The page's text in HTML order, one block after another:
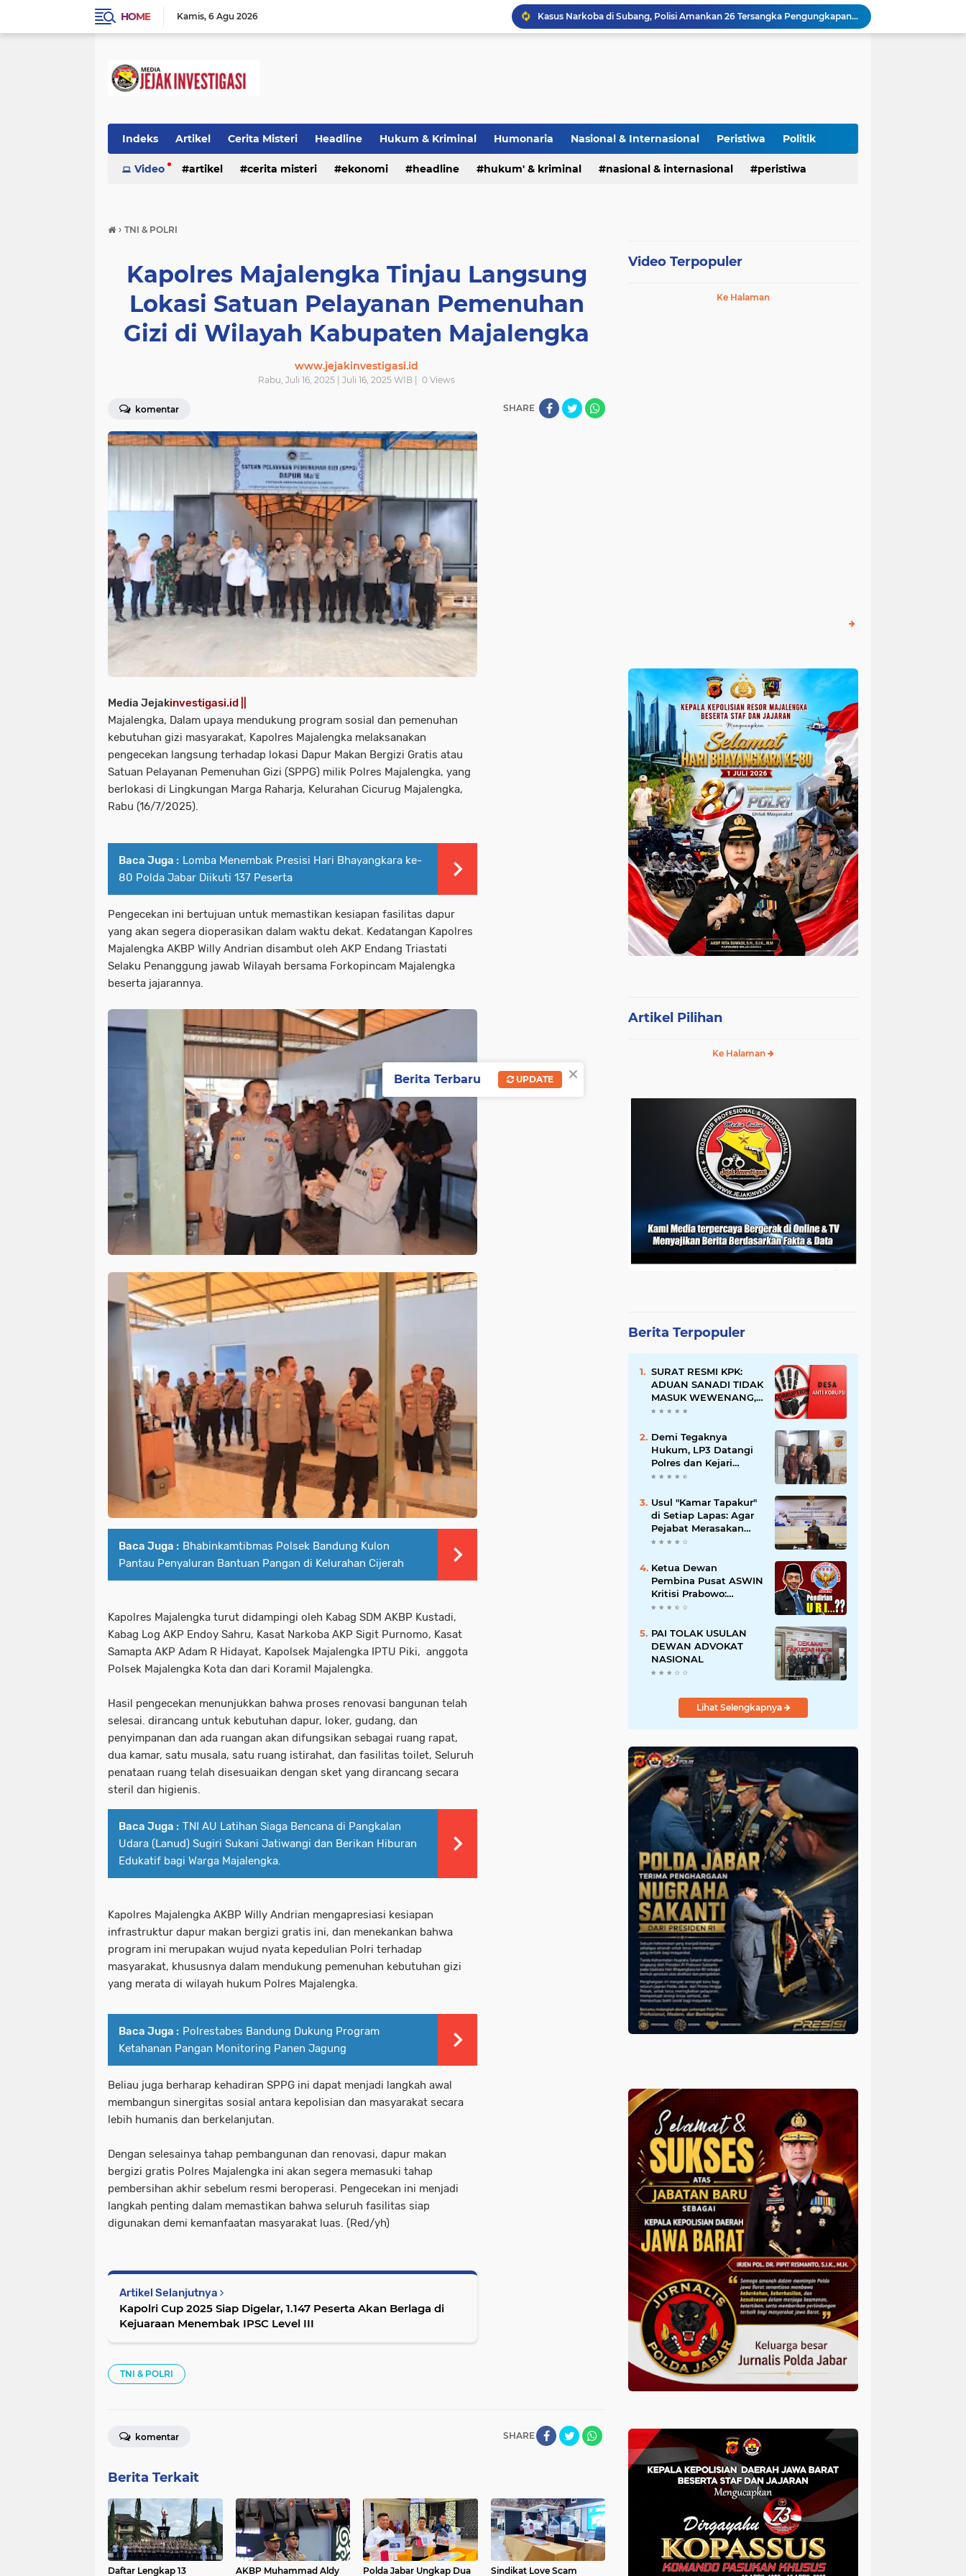
HOME Kamis 6 Agu 2026
Cegah Makanan Terbuang, Koramil Sumberjaya dan BGN Alihkan Distribusi MBG ke Lokasi Latihan Paskibraka Palasah
Kapolres Pidie Pererat Silaturahmi dengan Pimpinan HUDA Pidie, Ajak Jaga Damai Aceh dan Semarakkan HUT RI ke-81
Asah Fisik Dan Mental Prajurit, Kodim 0808/Blitar Gelar Uji Kenaikan Tingkat Pencak Silat Militer
Indeks Artikel Cerita Misteri Headline Hukum & Kriminal Humonaria Nasional & Internasional Peristiwa Politik
Prestasi Ragam Info Seputar Daerah TNI & POLRI UU Pers
Video artikel cerita misteri ekonomi headline hukum' & kriminal nasional & internasional peristiwa
› TNI & POLRI
Kapolres Majalengka Tinjau Langsung
Lokasi Satuan Pelayanan Pemenuhan
Gizi di Wilayah Kabupaten Majalengka
www.jejakinvestigasi.id
Rabu, Juli 16, 2025 | Juli 16, 2025 WIB | 0 Views
komentar SHARE
Media Jejakinvestigasi.id ||
Majalengka, Dalam upaya mendukung program sosial dan pemenuhan
kebutuhan gizi masyarakat, Kapolres Majalengka melaksanakan
pengecekan langsung terhadap lokasi Dapur Makan Bergizi Gratis atau
Satuan Pelayanan Pemenuhan Gizi (SPPG) milik Polres Majalengka, yang
berlokasi di Lingkungan Marga Raharja, Kelurahan Cicurug Majalengka,
Rabu (16/7/2025).
Baca Juga : Lomba Menembak Presisi Hari Bhayangkara ke-
80 Polda Jabar Diikuti 137 Peserta
Pengecekan ini bertujuan untuk memastikan kesiapan fasilitas dapur
yang akan segera dioperasikan dalam waktu dekat. Kedatangan Kapolres
Majalengka AKBP Willy Andrian disambut oleh AKP Endang Triastati
Selaku Penanggung jawab Wilayah bersama Forkopincam Majalengka
beserta jajarannya.
Baca Juga : Bhabinkamtibmas Polsek Bandung Kulon
Pantau Penyaluran Bantuan Pangan di Kelurahan Cijerah
Kapolres Majalengka turut didampingi oleh Kabag SDM AKBP Kustadi,
Kabag Log AKP Endoy Sahru, Kasat Narkoba AKP Sigit Purnomo, Kasat
Samapta AKP Adam R Hidayat, Kapolsek Majalengka IPTU Piki, anggota
Polsek Majalengka Kota dan dari Koramil Majalengka.
Hasil pengecekan menunjukkan bahwa proses renovasi bangunan telah
selesai. dirancang untuk kebutuhan dapur, loker, gudang, dan
penyimpanan dan ada ruangan akan difungsikan sebagai ruang rapat,
dua kamar, satu musala, satu ruang istirahat, dan fasilitas toilet, Seluruh
penataan ruang telah disesuaikan dengan sket yang dirancang secara
steril dan higienis.
Baca Juga : TNI AU Latihan Siaga Bencana di Pangkalan
Udara (Lanud) Sugiri Sukani Jatiwangi dan Berikan Hiburan
Edukatif bagi Warga Majalengka.
Kapolres Majalengka AKBP Willy Andrian mengapresiasi kesiapan
infrastruktur dapur makan bergizi gratis ini, dan menekankan bahwa
program ini merupakan wujud nyata kepedulian Polri terhadap
masyarakat, khususnya dalam mendukung pemenuhan kebutuhan gizi
yang merata di wilayah hukum Polres Majalengka.
Baca Juga : Polrestabes Bandung Dukung Program
Ketahanan Pangan Monitoring Panen Jagung
Beliau juga berharap kehadiran SPPG ini dapat menjadi langkah awal
membangun sinergitas sosial antara kepolisian dan masyarakat secara
lebih humanis dan berkelanjutan.
Dengan selesainya tahap pembangunan dan renovasi, dapur makan
bergizi gratis Polres Majalengka ini akan segera memasuki tahap
pembersihan akhir sebelum resmi beroperasi. Pengecekan ini menjadi
langkah penting dalam memastikan bahwa seluruh fasilitas siap
digunakan demi kemanfaatan masyarakat luas. (Red/yh)
Artikel Selanjutnya
Kapolri Cup 2025 Siap Digelar, 1.147 Peserta Akan Berlaga di
Kejuaraan Menembak IPSC Level III
TNI & POLRI
SHARE
komentar
Berita Terkait
Daftar Lengkap 13 AKBP Muhammad Aldy Polda Jabar Ungkap Dua ‎Sindikat Love Scam
Video Terpopuler
Ke Halaman
Artikel Pilihan
Ke Halaman
Berita Terpopuler
SURAT RESMI KPK:
ADUAN SANADI TIDAK
MASUK WEWENANG,
DESA BABAKAN
DESA ANTI KORUPSI
OLEH KEJAKSAAN
Demi Tegaknya
Hukum, LP3 Datangi
Polres dan Kejari
Majalengka; Minta
Proporsional:
Restoratif untuk
Lemah, Tegas untuk
Narkoba & Oknum
Usul "Kamar Tapakur"
di Setiap Lapas: Agar
Pejabat Merasakan
Suasana Penjara, Tak
Menyalahgunakan
Amanah
Ketua Dewan
Pembina Pusat ASWIN
Kritisi Prabowo:
Evaluasi Pendirian
Mendesak Sebaiknya
Dibatalkan
PAI TOLAK USULAN
DEWAN ADVOKAT
NASIONAL
Lihat Selengkapnya
×
Berita Terbaru UPDATE